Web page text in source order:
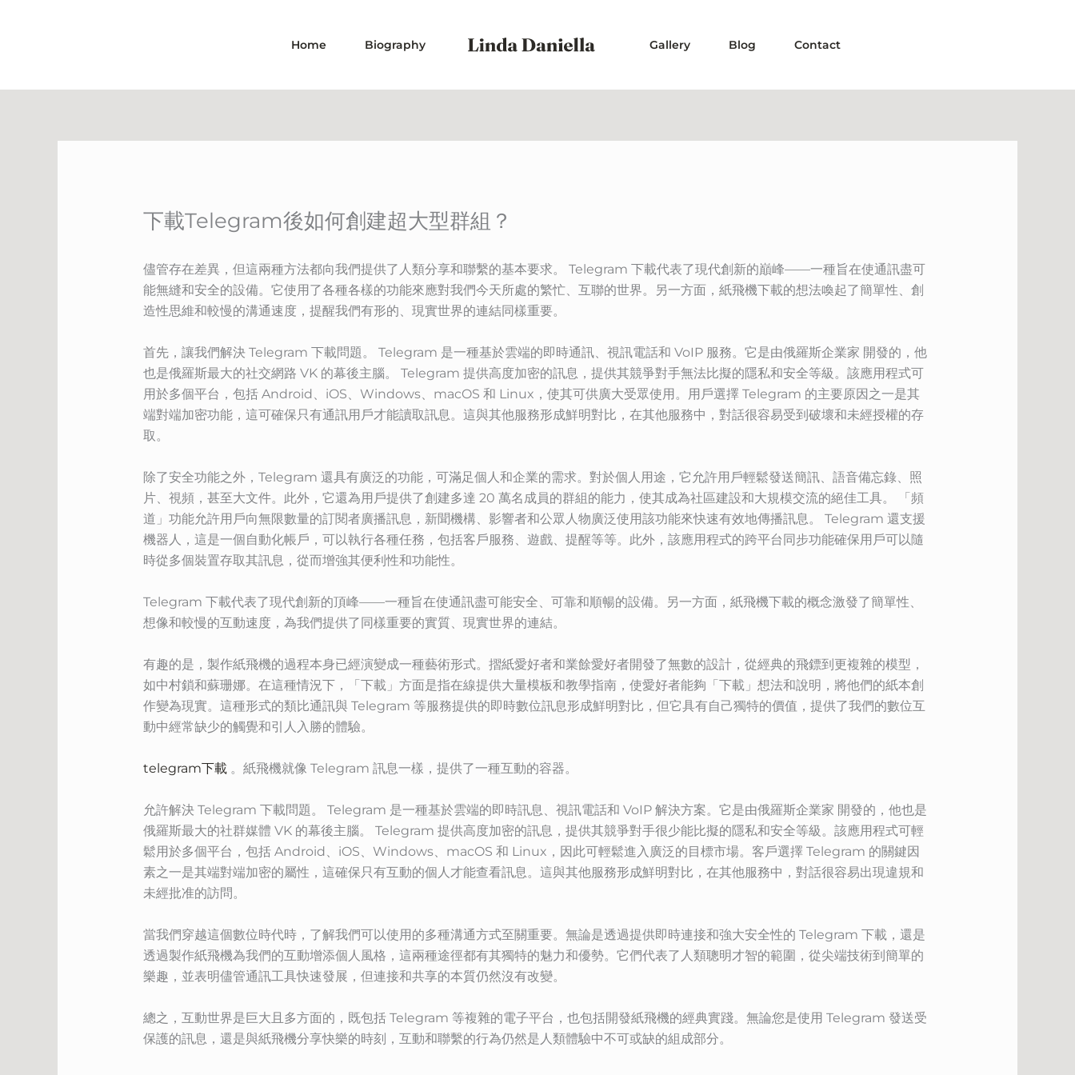
Home Biography Gallery Blog Contact
下載Telegram後如何創建超大型群組？
儘管存在差異，但這兩種方法都向我們提供了人類分享和聯繫的基本要求。 Telegram 下載代表了現代創新的巔峰——一種旨在使通訊盡可
能無縫和安全的設備。它使用了各種各樣的功能來應對我們今天所處的繁忙、互聯的世界。另一方面，紙飛機下載的想法喚起了簡單性、創
造性思維和較慢的溝通速度，提醒我們有形的、現實世界的連結同樣重要。
首先，讓我們解決 Telegram 下載問題。 Telegram 是一種基於雲端的即時通訊、視訊電話和 VoIP 服務。它是由俄羅斯企業家 開發的，他
也是俄羅斯最大的社交網路 VK 的幕後主腦。 Telegram 提供高度加密的訊息，提供其競爭對手無法比擬的隱私和安全等級。該應用程式可
用於多個平台，包括 Android、iOS、Windows、macOS 和 Linux，使其可供廣大受眾使用。用戶選擇 Telegram 的主要原因之一是其
端對端加密功能，這可確保只有通訊用戶才能讀取訊息。這與其他服務形成鮮明對比，在其他服務中，對話很容易受到破壞和未經授權的存
取。
除了安全功能之外，Telegram 還具有廣泛的功能，可滿足個人和企業的需求。對於個人用途，它允許用戶輕鬆發送簡訊、語音備忘錄、照
片、視頻，甚至大文件。此外，它還為用戶提供了創建多達 20 萬名成員的群組的能力，使其成為社區建設和大規模交流的絕佳工具。 「頻
道」功能允許用戶向無限數量的訂閱者廣播訊息，新聞機構、影響者和公眾人物廣泛使用該功能來快速有效地傳播訊息。 Telegram 還支援
機器人，這是一個自動化帳戶，可以執行各種任務，包括客戶服務、遊戲、提醒等等。此外，該應用程式的跨平台同步功能確保用戶可以隨
時從多個裝置存取其訊息，從而增強其便利性和功能性。
Telegram 下載代表了現代創新的頂峰——一種旨在使通訊盡可能安全、可靠和順暢的設備。另一方面，紙飛機下載的概念激發了簡單性、
想像和較慢的互動速度，為我們提供了同樣重要的實質、現實世界的連結。
有趣的是，製作紙飛機的過程本身已經演變成一種藝術形式。摺紙愛好者和業餘愛好者開發了無數的設計，從經典的飛鏢到更複雜的模型，
如中村鎖和蘇珊娜。在這種情況下，「下載」方面是指在線提供大量模板和教學指南，使愛好者能夠「下載」想法和說明，將他們的紙本創
作變為現實。這種形式的類比通訊與 Telegram 等服務提供的即時數位訊息形成鮮明對比，但它具有自己獨特的價值，提供了我們的數位互
動中經常缺少的觸覺和引人入勝的體驗。
telegram下載。紙飛機就像 Telegram 訊息一樣，提供了一種互動的容器。
允許解決 Telegram 下載問題。 Telegram 是一種基於雲端的即時訊息、視訊電話和 VoIP 解決方案。它是由俄羅斯企業家 開發的，他也是
俄羅斯最大的社群媒體 VK 的幕後主腦。 Telegram 提供高度加密的訊息，提供其競爭對手很少能比擬的隱私和安全等級。該應用程式可輕
鬆用於多個平台，包括 Android、iOS、Windows、macOS 和 Linux，因此可輕鬆進入廣泛的目標市場。客戶選擇 Telegram 的關鍵因
素之一是其端對端加密的屬性，這確保只有互動的個人才能查看訊息。這與其他服務形成鮮明對比，在其他服務中，對話很容易出現違規和
未經批准的訪問。
當我們穿越這個數位時代時，了解我們可以使用的多種溝通方式至關重要。無論是透過提供即時連接和強大安全性的 Telegram 下載，還是
透過製作紙飛機為我們的互動增添個人風格，這兩種途徑都有其獨特的魅力和優勢。它們代表了人類聰明才智的範圍，從尖端技術到簡單的
樂趣，並表明儘管通訊工具快速發展，但連接和共享的本質仍然沒有改變。
總之，互動世界是巨大且多方面的，既包括 Telegram 等複雜的電子平台，也包括開發紙飛機的經典實踐。無論您是使用 Telegram 發送受
保護的訊息，還是與紙飛機分享快樂的時刻，互動和聯繫的行為仍然是人類體驗中不可或缺的組成部分。